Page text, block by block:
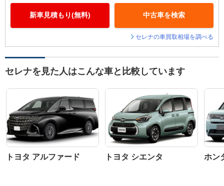
新車見積もり(無料) 中古車を検索
セレナの車買取相場を調べる
セレナを見た人はこんな車と比較しています
トヨタ アルファード トヨタ シエンタ ホン